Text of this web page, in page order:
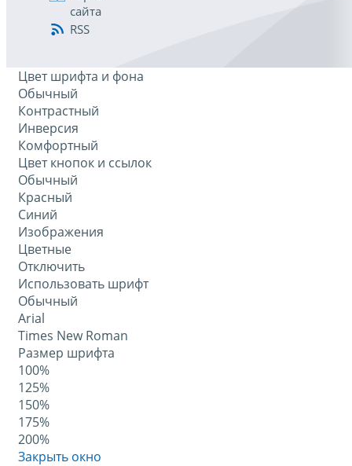
сайта
RSS
Цвет шрифта и фона
Обычный
Контрастный
Инверсия
Комфортный
Цвет кнопок и ссылок
Обычный
Красный
Синий
Изображения
Цветные
Отключить
Использовать шрифт
Обычный
Arial
Times New Roman
Размер шрифта
100%
125%
150%
175%
200%
Закрыть окно